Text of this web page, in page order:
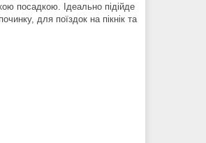
посадкою. Ідеально підійде
для поїздок на пікнік та